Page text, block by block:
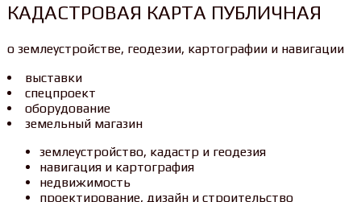
КАДАСТРОВАЯ КАРТА ПУБЛИЧНАЯ
о землеустройстве, геодезии, картографии и навигации
выставки
спецпроект
оборудование
земельный магазин
землеустройство, кадастр и геодезия
навигация и картография
недвижимость
проектирование, дизайн и строительство